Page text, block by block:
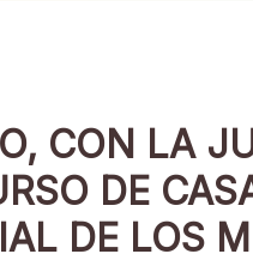
CON LA
DE
DE LOS